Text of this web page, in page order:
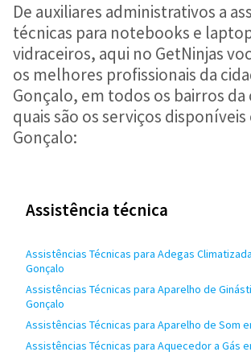
De auxiliares administrativos a
técnicas para notebooks e
vidraceiros, aqui no GetNinjas
os melhores profissionais da
Gonçalo, em todos os bairros da
quais são os serviços disponíveis
Gonçalo:
Assistência técnica
Assistências Técnicas para Adegas
Gonçalo
Assistências Técnicas para Aparelho de
Gonçalo
Assistências Técnicas para Aparelho de Som
Assistências Técnicas para Aquecedor a Gás